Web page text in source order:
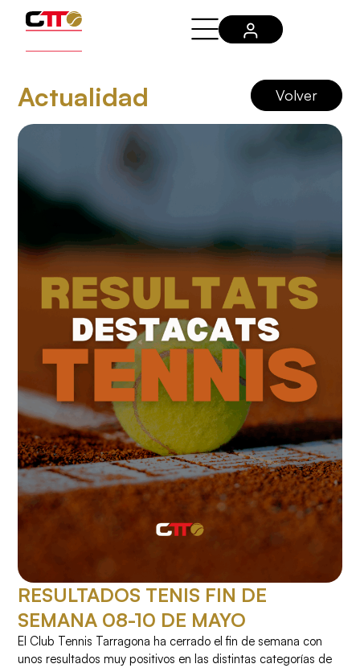
Actualidad Volver
RESULTADOS TENIS FIN DE
SEMANA 08-10 DE MAYO
El Club Tennis Tarragona ha cerrado el fin de semana con
unos resultados muy positivos en las distintas categorías de